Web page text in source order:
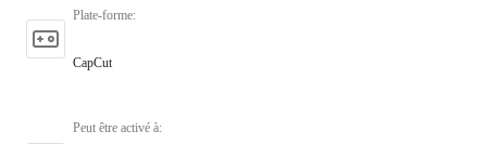
Plate-forme:
CapCut
Peut être activé à: